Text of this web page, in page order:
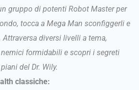
gruppo di potenti Robot Master per
tocca a Mega Man sconfiggerli e
Attraversa diversi livelli a tema,
formidabili e scopri i segreti
del Dr. Wily.
classiche: